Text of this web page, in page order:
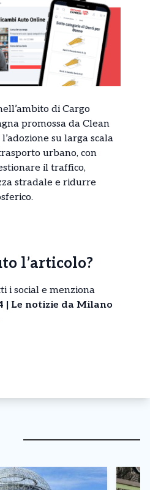
di Cargo
promossa da Clean
su larga scala
urbano, con
il traffico,
stradale e ridurre
l’articolo?
i social e menziona
| Le notizie da Milano